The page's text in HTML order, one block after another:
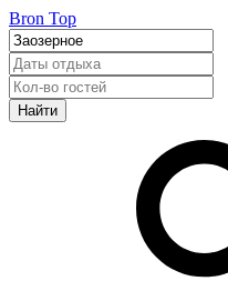
Bron Top
Найти